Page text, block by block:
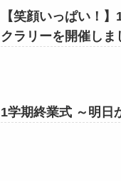
【笑顔いっぱい！
クラリーを開催しま
1学期終業式 ～明日